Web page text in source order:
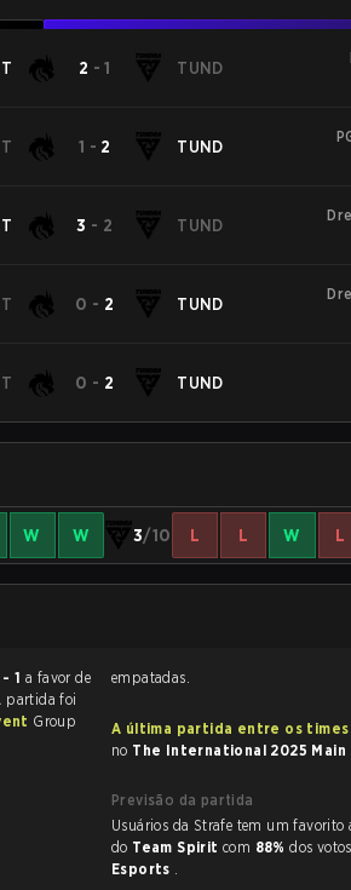
2 -1 TUND
1 - 2 TUND
3 - 2 TUND
0 - 2 TUND
0 - 2 TUND
W W 3/10 L L W L
- 1 a favor de
partida foi
Group
empatadas.
A última partida entre os times
no The International 2025 Main
Previsão da partida
Usuários da Strafe tem um favorito absoluto para a partida, e preveem a vitória
do Team Spirit com 88%dos
Esports .